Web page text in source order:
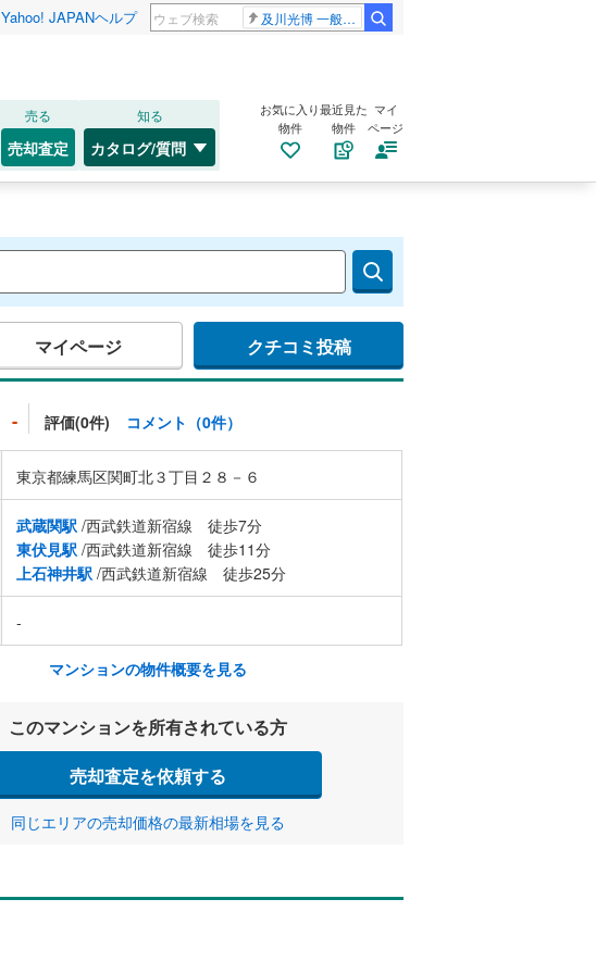
Yahoo! JAPANヘルプ 及川光博 一般女性
売る
売却査定
知る
カタログ/質問
お気に入り
物件
最近見た
物件
マイ
ページ
マイページ クチコミ投稿
- 評価(0件) コメント（0件）
東京都練馬区関町北３丁目２８－６
武蔵関駅 /西武鉄道新宿線 徒歩7分
東伏見駅 /西武鉄道新宿線 徒歩11分
上石神井駅 /西武鉄道新宿線 徒歩25分
-
マンションの物件概要を見る
このマンションを所有されている方
売却査定を依頼する
同じエリアの売却価格の最新相場を見る